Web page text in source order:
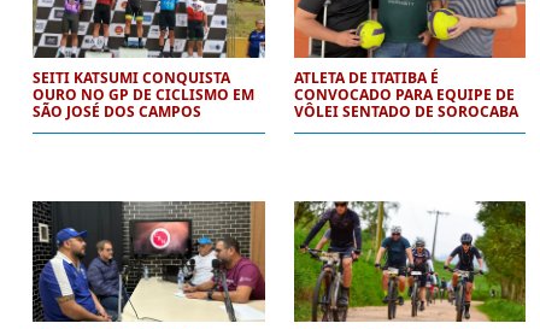
SEITI KATSUMI CONQUISTA
OURO NO GP DE CICLISMO EM
SÃO JOSÉ DOS CAMPOS
ATLETA DE ITATIBA É
CONVOCADO PARA EQUIPE DE
VÔLEI SENTADO DE SOROCABA